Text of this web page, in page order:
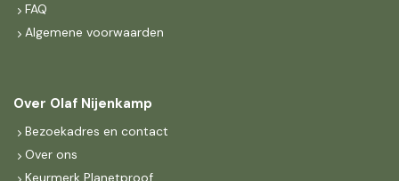
FAQ
Algemene voorwaarden
Over Olaf Nijenkamp
Bezoekadres en contact
Over ons
Keurmerk Planetproof